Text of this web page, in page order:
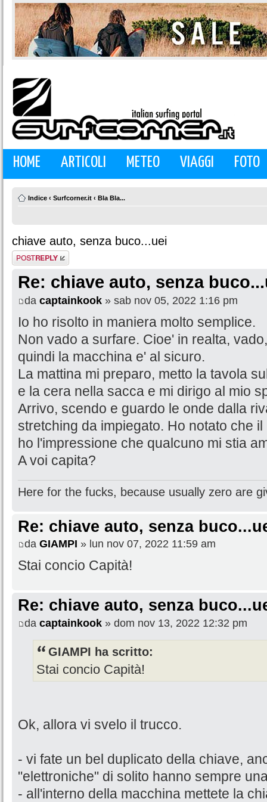
HOME ARTICOLI METEO VIAGGI FOTO
Indice ‹ Surfcorner.it ‹ Bla Bla...
chiave auto, senza buco...uei
Rispondi al
messaggio
Re: chiave auto, senza
da captainkook » sab nov 05, 2022 1:16 pm
Io ho risolto in maniera molto semplice.
Non vado a surfare. Cioe' in realta,
quindi la macchina e' al sicuro.
La mattina mi preparo, metto la tavola
e la cera nella sacca e mi dirigo al mio
Arrivo, scendo e guardo le onde dalla
stretching da impiegato. Ho notato che
ho l'impressione che qualcuno mi stia
A voi capita?
Here for the fucks, because usually zero are
Re: chiave auto, senza
da GIAMPI » lun nov 07, 2022 11:59 am
Stai concio Capità!
Re: chiave auto, senza
da captainkook » dom nov 13, 2022 12:32 pm
GIAMPI ha scritto:
Stai concio Capità!
Ok, allora vi svelo il trucco.
- vi fate un bel duplicato della chiave,
"elettroniche" di solito hanno sempre
- all'interno della macchina mettete la